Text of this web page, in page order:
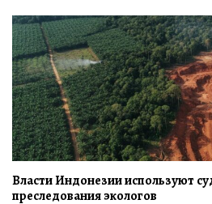
Власти Индонезии используют
преследования экологов